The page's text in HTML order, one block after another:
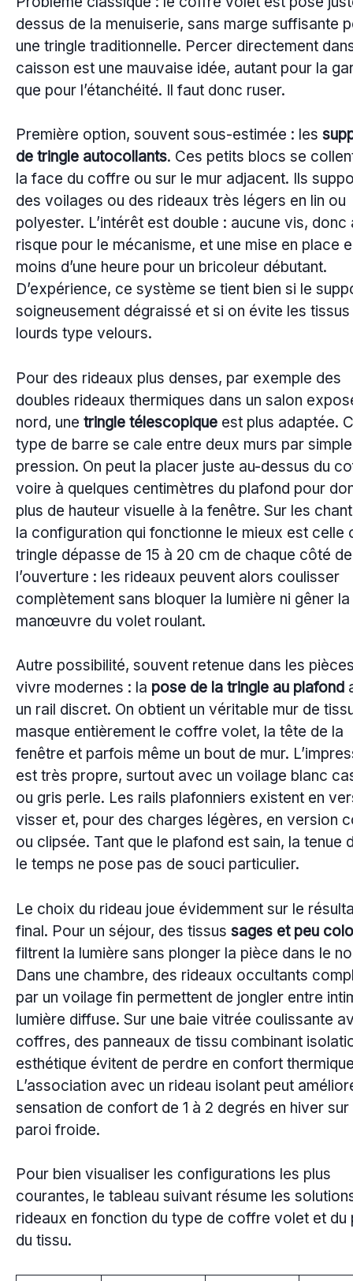
dessus de la menuiserie, sans marge suffisante
une tringle traditionnelle. Percer directement
caisson est une mauvaise idée, autant pour la
que pour l’étanchéité. Il faut donc ruser.
Première option, souvent sous-estimée : les
de tringle autocollants. Ces petits blocs se
la face du coffre ou sur le mur adjacent. Ils
des voilages ou des rideaux très légers en lin ou
polyester. L’intérêt est double : aucune vis, donc
risque pour le mécanisme, et une mise en place
moins d’une heure pour un bricoleur débutant.
D’expérience, ce système se tient bien si le
soigneusement dégraissé et si on évite les tissus
lourds type velours.
Pour des rideaux plus denses, par exemple des
doubles rideaux thermiques dans un salon
nord, une tringle télescopique est plus adaptée.
type de barre se cale entre deux murs par simple
pression. On peut la placer juste au-dessus du
voire à quelques centimètres du plafond pour
plus de hauteur visuelle à la fenêtre. Sur les
la configuration qui fonctionne le mieux est celle
tringle dépasse de 15 à 20 cm de chaque côté de
l’ouverture : les rideaux peuvent alors coulisser
complètement sans bloquer la lumière ni gêner la
manœuvre du volet roulant.
Autre possibilité, souvent retenue dans les
vivre modernes : la pose de la tringle au plafond
un rail discret. On obtient un véritable mur de
masque entièrement le coffre volet, la tête de la
fenêtre et parfois même un bout de mur.
est très propre, surtout avec un voilage blanc
ou gris perle. Les rails plafonniers existent en
visser et, pour des charges légères, en version
ou clipsée. Tant que le plafond est sain, la tenue
le temps ne pose pas de souci particulier.
Le choix du rideau joue évidemment sur le
final. Pour un séjour, des tissus sages et peu
filtrent la lumière sans plonger la pièce dans le
Dans une chambre, des rideaux occultants
par un voilage fin permettent de jongler entre
lumière diffuse. Sur une baie vitrée coulissante
coffres, des panneaux de tissu combinant
esthétique évitent de perdre en confort
L’association avec un rideau isolant peut
sensation de confort de 1 à 2 degrés en hiver sur
paroi froide.
Pour bien visualiser les configurations les plus
courantes, le tableau suivant résume les
rideaux en fonction du type de coffre volet et du
du tissu.